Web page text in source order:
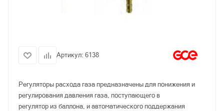
Артикул: 6138
Регуляторы расхода газа предназначены для понижения и
регулирования давления газа, поступающего в
регулятор из баллона, и автоматического поддержания